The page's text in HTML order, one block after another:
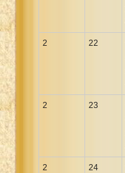
2 22
2 23
2 24